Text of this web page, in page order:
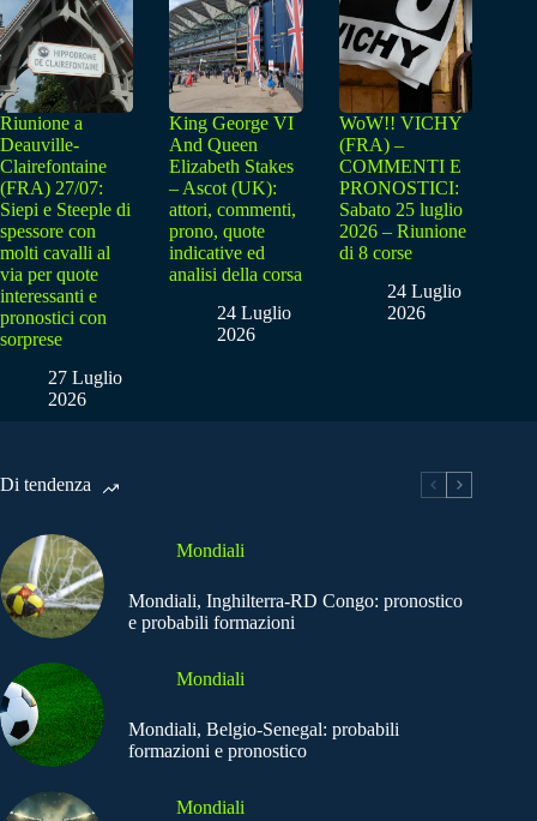
Riunione a
Deauville-
Clairefontaine
(FRA) 27/07:
Siepi e Steeple di
spessore con
molti cavalli al
via per quote
interessanti e
pronostici con
sorprese
27 Luglio
2026
King George VI
And Queen
Elizabeth Stakes
– Ascot (UK):
attori, commenti,
prono, quote
indicative ed
analisi della corsa
24 Luglio
2026
WoW!! VICHY
(FRA) –
COMMENTI E
PRONOSTICI:
Sabato 25 luglio
2026 – Riunione
di 8 corse
24 Luglio
2026
Di tendenza
Mondiali
Mondiali, Inghilterra-RD Congo: pronostico
e probabili formazioni
Mondiali
Mondiali, Belgio-Senegal: probabili
formazioni e pronostico
Mondiali